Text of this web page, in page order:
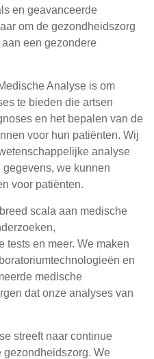
en geavanceerde
om de gezondheidszorg
een gezondere
Analyse is om
te bieden die artsen
en het bepalen van de
voor hun patiënten. Wij
analyse
we kunnen
voor patiënten.
scala aan medische
tests en meer. We maken
en
medische
dat onze analyses van
streeft naar continue
gezondheidszorg. We